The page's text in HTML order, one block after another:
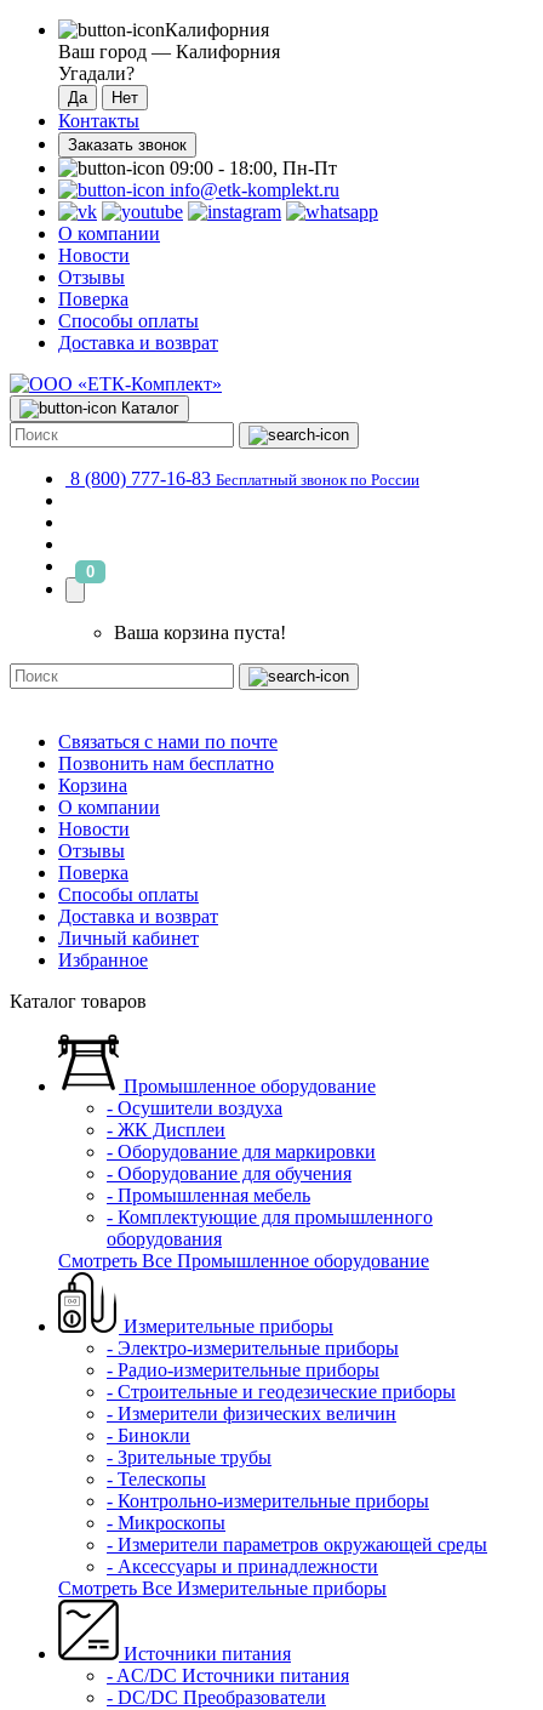
Калифорния
Ваш город — Калифорния
Угадали?
Контакты
Заказать звонок
09:00 - 18:00, Пн-Пт
info@etk-komplekt.ru
О компании
Новости
Отзывы
Поверка
Способы оплаты
Доставка и возврат
Каталог
8 (800) 777-16-83 Бесплатный звонок по России
0
Ваша корзина пуста!
Связаться с нами по почте
Позвонить нам бесплатно
Корзина
О компании
Новости
Отзывы
Поверка
Способы оплаты
Доставка и возврат
Личный кабинет
Избранное
Каталог товаров
Промышленное оборудование
- Осушители воздуха
- ЖК Дисплеи
- Оборудование для маркировки
- Оборудование для обучения
- Промышленная мебель
- Комплектующие для промышленного
оборудования
Смотреть Все Промышленное оборудование
Измерительные приборы
- Электро-измерительные приборы
- Радио-измерительные приборы
- Строительные и геодезические приборы
- Измерители физических величин
- Бинокли
- Зрительные трубы
- Телескопы
- Контрольно-измерительные приборы
- Микроскопы
- Измерители параметров окружающей среды
- Аксессуары и принадлежности
Смотреть Все Измерительные приборы
Источники питания
- AC/DC Источники питания
- DC/DC Преобразователи